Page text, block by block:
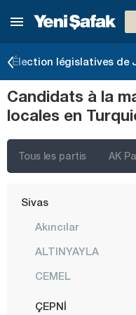
Élection législatives de
Candidats à la
locales en
Tous les partis AK
Rize
Şanlıurfa
Siirt
Şırnak
Sivas
Akıncılar
ALTINYAYLA
CEMEL
ÇEPNİ